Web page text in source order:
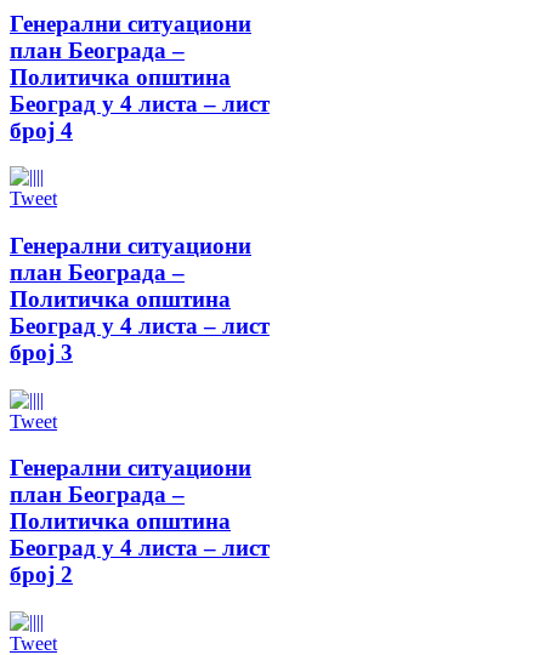
Генерални ситуациони
план Београда –
Политичка општина
Београд у 4 листа – лист
број 4
Tweet
Генерални ситуациони
план Београда –
Политичка општина
Београд у 4 листа – лист
број 3
Tweet
Генерални ситуациони
план Београда –
Политичка општина
Београд у 4 листа – лист
број 2
Tweet